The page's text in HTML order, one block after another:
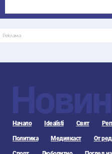
Реклама
Начало Idealisti Свят
Политика Медиякаст От